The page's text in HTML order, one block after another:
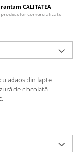
CALITATEA
comercializate
adaos din lapte
de ciocolată.